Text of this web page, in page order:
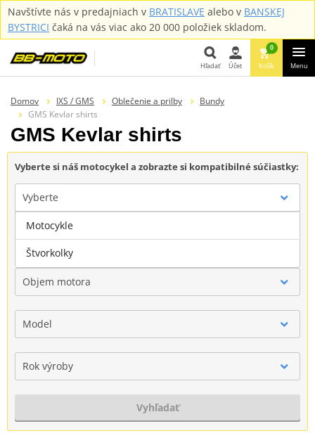
Navštívte nás v predajniach v BRATISLAVE alebo v BANSKEJ
BYSTRICI čaká na vás viac ako 20 000 položiek skladom.
Hľadať Účet
0
Košík Menu
Domov IXS / GMS Oblečenie a prilby
Bundy
GMS Kevlar shirts
GMS Kevlar shirts
Vyberte si náš motocykel a zobrazte si kompatibilné súčiastky:
Vyberte
Značka
Objem motora
Model
Rok výroby
Vyhľadať
Motocykle
Štvorkolky